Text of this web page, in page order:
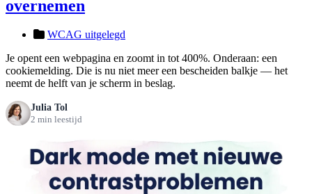
overnemen
WCAG uitgelegd
Je opent een webpagina en zoomt in tot 400%. Onderaan: een
cookiemelding. Die is nu niet meer een bescheiden balkje — het
neemt de helft van je scherm in beslag.
Julia Tol
2 min leestijd